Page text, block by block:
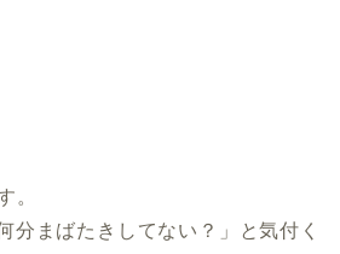
。
分まばたきしてない？」と気付く